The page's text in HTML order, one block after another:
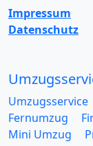
Impressum
Datenschutz
Umzugsservice
Fernumzug
Mini Umzug